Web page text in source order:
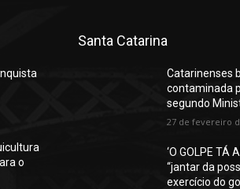
o
Santa Catarina
Catarinenses
contaminada
segundo
27 de fevereiro
‘O GOLPE TÁ
“jantar da
exercício do